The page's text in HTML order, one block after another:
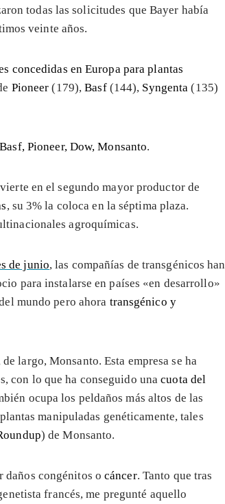
todas las solicitudes que Bayer había
veinte años.
concedidas en Europa para plantas
Pioneer (179),Basf(144), Syngenta (135)
Basf, Pioneer, Dow, Monsanto.
en el segundo mayor productor de
, su 3% la coloca en la séptima plaza.
agroquímicas.
de junio, las compañías de transgénicos han
para instalarse en países «en desarrollo»
mundo pero ahora transgénico y
de largo, Monsanto. Esta empresa se ha
con lo que ha conseguido unacuota del
ocupa los peldaños más altos de las
manipuladas genéticamente, tales
) de Monsanto.
daños congénitos ocáncer. Tanto que tras
francés, me pregunté aquello